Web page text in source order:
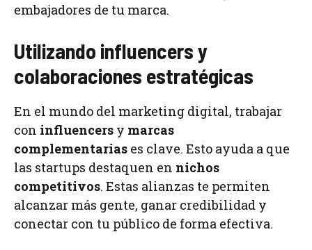
embajadores de tu marca.
Utilizando influencers y
colaboraciones estratégicas
En el mundo del marketing digital, trabajar
con influencers y marcas
complementarias es clave. Esto ayuda a que
las startups destaquen en nichos
competitivos. Estas alianzas te permiten
alcanzar más gente, ganar credibilidad y
conectar con tu público de forma efectiva.